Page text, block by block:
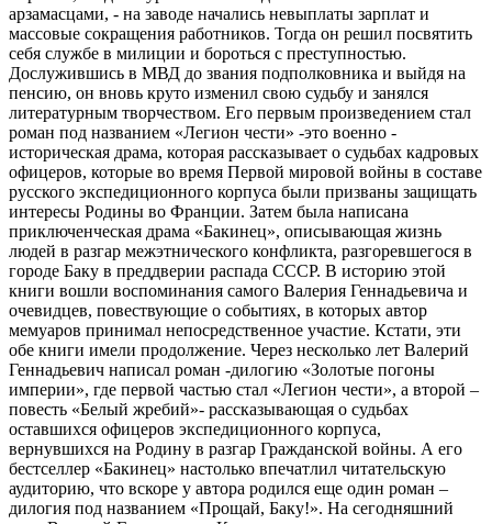
арзамасцами, - на заводе начались невыплаты зарплат и
массовые сокращения работников. Тогда он решил посвятить
себя службе в милиции и бороться с преступностью.
Дослужившись в МВД до звания подполковника и выйдя на
пенсию, он вновь круто изменил свою судьбу и занялся
литературным творчеством. Его первым произведением стал
роман под названием «Легион чести» -это военно -
историческая драма, которая рассказывает о судьбах кадровых
офицеров, которые во время Первой мировой войны в составе
русского экспедиционного корпуса были призваны защищать
интересы Родины во Франции. Затем была написана
приключенческая драма «Бакинец», описывающая жизнь
людей в разгар межэтнического конфликта, разгоревшегося в
городе Баку в преддверии распада СССР. В историю этой
книги вошли воспоминания самого Валерия Геннадьевича и
очевидцев, повествующие о событиях, в которых автор
мемуаров принимал непосредственное участие. Кстати, эти
обе книги имели продолжение. Через несколько лет Валерий
Геннадьевич написал роман -дилогию «Золотые погоны
империи», где первой частью стал «Легион чести», а второй –
повесть «Белый жребий»- рассказывающая о судьбах
оставшихся офицеров экспедиционного корпуса,
вернувшихся на Родину в разгар Гражданской войны. А его
бестселлер «Бакинец» настолько впечатлил читательскую
аудиторию, что вскоре у автора родился еще один роман –
дилогия под названием «Прощай, Баку!». На сегодняшний